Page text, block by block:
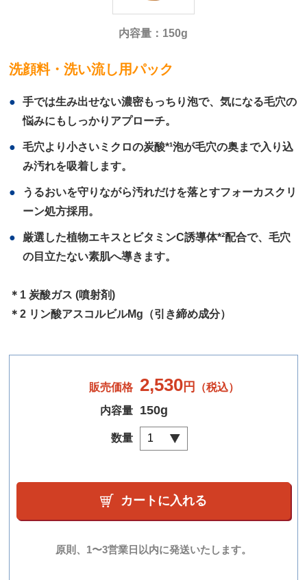
内容量：150g
洗顔料・洗い流し用パック
手では生み出せない濃密もっちり泡で、気になる毛穴の
悩みにもしっかりアプローチ。
毛穴より小さいミクロの炭酸*¹泡が毛穴の奥まで入り込
み汚れを吸着します。
うるおいを守りながら汚れだけを落とすフォーカスクリ
ーン処方採用。
厳選した植物エキスとビタミンC誘導体*²配合で、毛穴
の目立たない素肌へ導きます。
＊1 炭酸ガス (噴射剤)
＊2 リン酸アスコルビルMg（引き締め成分）
販売価格 2,530 円
（税込）
内容量
150g
数量
カートに入れる
原則、1〜3営業日以内に発送いたします。